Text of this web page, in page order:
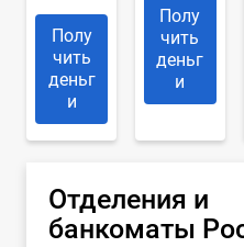
Полу
чить
деньг
и
Полу
чить
деньг
и
Отделения и
банкоматы